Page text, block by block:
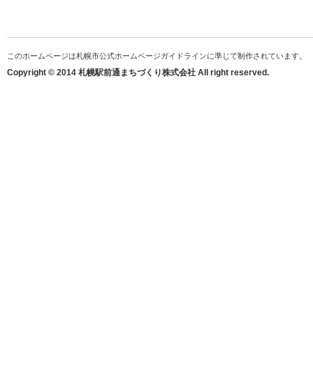
このホームページは札幌市公式ホームページガイドラインに準じて制作されています。
Copyright © 2014 札幌駅前通まちづくり株式会社 All right reserved.